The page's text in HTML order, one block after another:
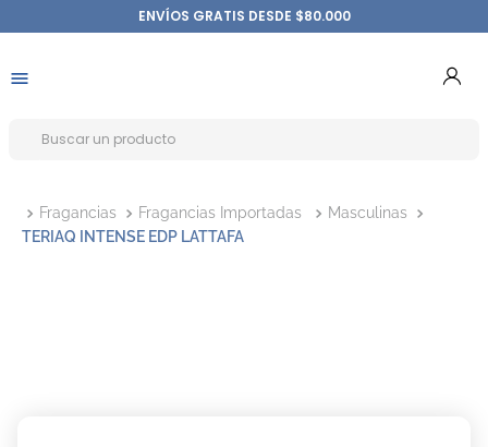
ENVÍOS GRATIS DESDE $80.000
Fragancias Fragancias Importadas
Masculinas
TERIAQ INTENSE EDP LATTAFA